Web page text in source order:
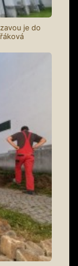
je do